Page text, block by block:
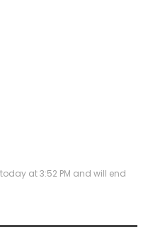
at 3:52 PM and will end